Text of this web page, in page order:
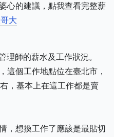
心的建議，點我查看完整薪
大
理師的薪水及工作狀況。
這個工作地點位在臺北市，
，基本上在這工作都是賣
，想換工作了應該是最貼切